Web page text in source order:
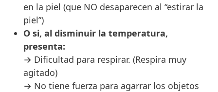
en la piel (que NO desaparecen al “estirar la
piel”)
O si, al disminuir la temperatura,
presenta:
→ Dificultad para respirar. (Respira muy
agitado)
→ No tiene fuerza para agarrar los objetos